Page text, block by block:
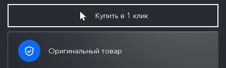
Купить в 1 клик
Оригинальный товар